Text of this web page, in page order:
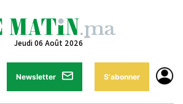
Jeudi 06 Août 2026
Newsletter S'abonner